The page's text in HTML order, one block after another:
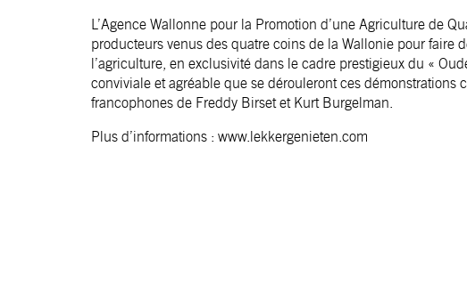
L’Agence Wallonne pour la Promotion d’une Agriculture de
producteurs venus des quatre coins de la Wallonie pour faire
l’agriculture, en exclusivité dans le cadre prestigieux du «
conviviale et agréable que se dérouleront ces
francophones de Freddy Birset et Kurt Burgelman.
Plus d’informations : www.lekkergenieten.com